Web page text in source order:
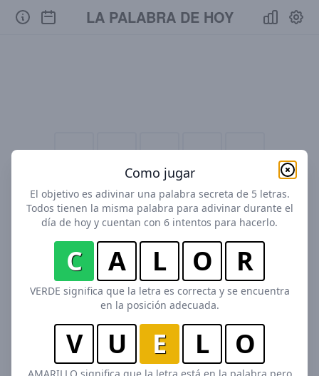
LA PALABRA DE HOY
Como jugar
El objetivo es adivinar una palabra secreta de 5 letras.
Todos tienen la misma palabra para adivinar durante el
día de hoy y cuentan con 6 intentos para hacerlo.
C A L O R
VERDE significa que la letra es correcta y se encuentra
en la posición adecuada.
V U E L O